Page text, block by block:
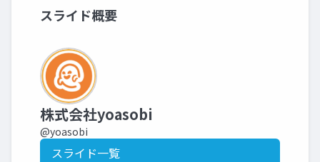
スライド概要
株式会社yoasobi
@yoasobi
スライド一覧